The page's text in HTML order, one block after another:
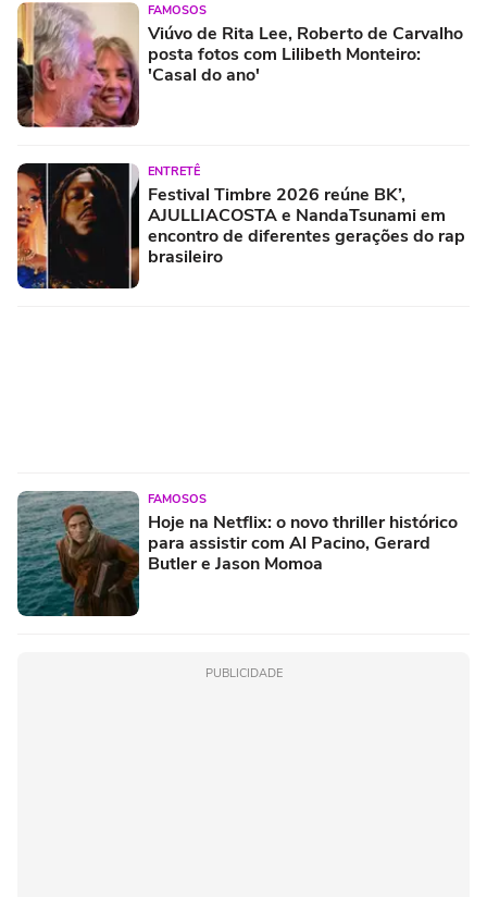
FAMOSOS
Viúvo de Rita Lee, Roberto de Carvalho
posta fotos com Lilibeth Monteiro:
'Casal do ano'
ENTRETÊ
Festival Timbre 2026 reúne BK’,
AJULLIACOSTA e NandaTsunami em
encontro de diferentes gerações do rap
brasileiro
FAMOSOS
Hoje na Netflix: o novo thriller histórico
para assistir com Al Pacino, Gerard
Butler e Jason Momoa
PUBLICIDADE